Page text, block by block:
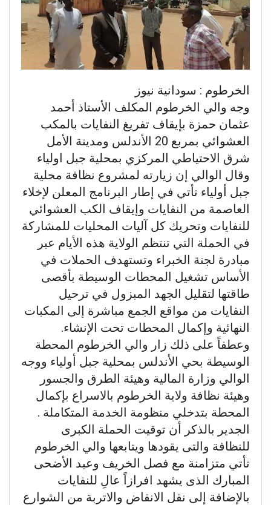
الخرطوم : سودانية نيوز
وجه والي الخرطوم المكلف الأستاذ أحمد
عثمان حمزة بإيقاف تفريغ النفايات بالمكب
العشوائي بمربع 20 الأندلس ومدينة الأمل
شرق الاحتياطي المركزي بمحلية جبل اولياء
وقال الوالي إن زيارته لمشروع نظافة محلية
جبل أولياء تأتي في إطار البرنامج المعلن لإخلاء
العاصمة من النفايات وإيقاف الكب العشوائي
للنفايات وتحريك كل آليات المحليات للمشاركة
في الحملة التي تنتظم الولاية هذه الأيام عبر
مبادرة لجنة الخبراء وتستهدف الحملات في
الأساس تشغيل المحطات الوسيطة بأقصى
طاقتها لتقليل الجهد المبزول في ترحيل
النفايات من مواقع الجمع مباشرة إلى المكبات
النهائية وإكمال المحطات تحت الإنشاء.
وعطفاً على ذلك زار والي الخرطوم المحطة
الوسيطة بحي الأندلس بمحلية جبل أولياء ووجه
الوالي وزارة المالية وهيئة الطرق والجسور
وهيئة نظافة ولاية الخرطوم بالاسراع بإكمال
المحطة بتدخلي منظومة الخدمة المتكاملة .
الجدير بالذكر أن توقيت الحملة الكبرى
للنظافة والتى يقودها ويتابعها والي الخرطوم
تأتي متزامنة مع فصل الخريف وعيد الأضحى
المبارك الذى يشهد افرازاً عالِ للنفايات
بالإضافة إلى نقل الانقاض والاتربة من الشوارع